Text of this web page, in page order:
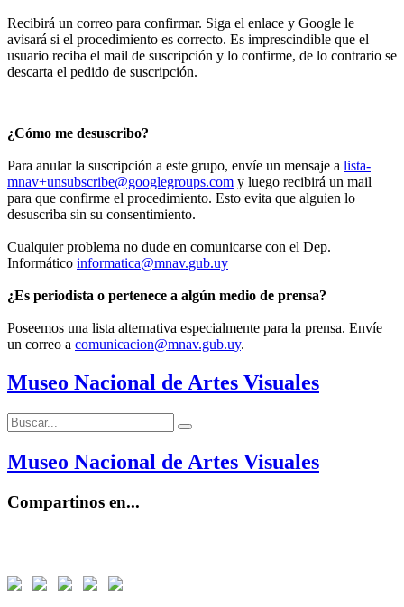
Recibirá un correo para confirmar. Siga el enlace y Google le
avisará si el procedimiento es correcto. Es imprescindible que el
usuario reciba el mail de suscripción y lo confirme, de lo contrario se
descarta el pedido de suscripción.
¿Cómo me desuscribo?
Para anular la suscripción a este grupo, envíe un mensaje a lista-
mnav+unsubscribe@googlegroups.com y luego recibirá un mail
para que confirme el procedimiento. Esto evita que alguien lo
desuscriba sin su consentimiento.
Cualquier problema no dude en comunicarse con el Dep.
Informático informatica@mnav.gub.uy
¿Es periodista o pertenece a algún medio de prensa?
Poseemos una lista alternativa especialmente para la prensa. Envíe
un correo a comunicacion@mnav.gub.uy.
Museo Nacional de Artes Visuales
Buscar:
Buscar
Museo Nacional de Artes Visuales
Compartinos en...